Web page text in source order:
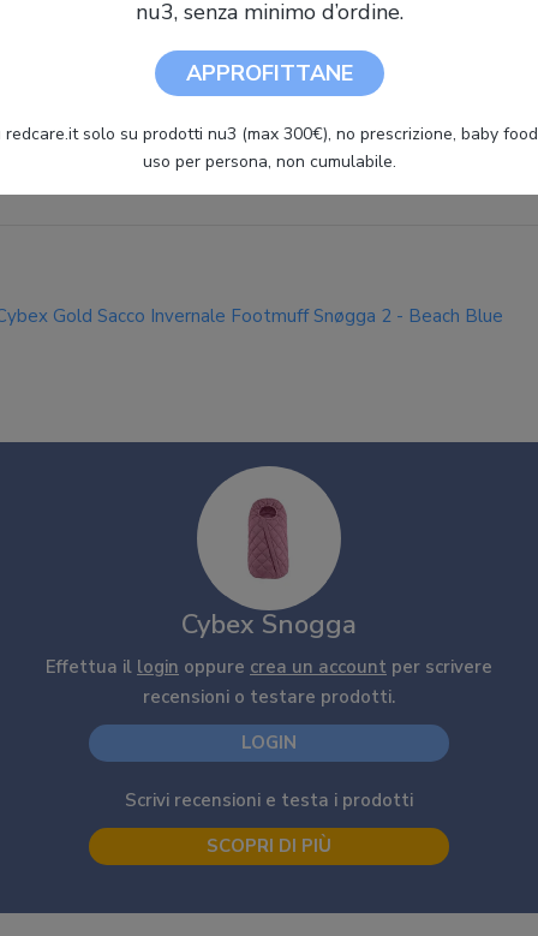
GOLD Coprigambe Snogga Autumn Golg di Cybex
Gold Sacco Invernale Footmuff Snøgga 2 - Beach Blue
Cybex Snogga
Effettua il login oppure crea un account per scrivere
recensioni o testare prodotti.
LOGIN
Scrivi recensioni e testa i prodotti
SCOPRI DI PIÙ
nu3, senza minimo d’ordine.
APPROFITTANE
redcare.it solo su prodotti nu3 (max 300€), no prescrizione, baby
uso per persona, non cumulabile.